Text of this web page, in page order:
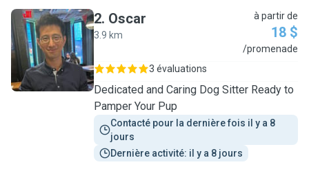
O
2. Oscar
3.9 km
à partir de
18 $
/promenade
3 évaluations
Dedicated and Caring Dog Sitter Ready to
Pamper Your Pup
Contacté pour la dernière fois il y a 8
jours
Dernière activité: il y a 8 jours